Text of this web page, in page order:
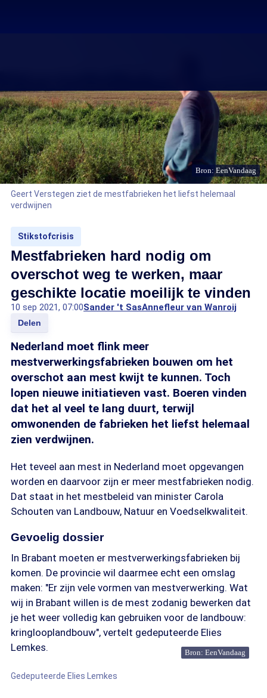
Bron: EenVandaag
Geert Verstegen ziet de mestfabrieken het liefst helemaal
verdwijnen
Stikstofcrisis
Mestfabrieken hard nodig om
overschot weg te werken, maar
geschikte locatie moeilijk te vinden
10 sep 2021, 07:00Sander 't SasAnnefleur van Wanroij
Delen
Nederland moet flink meer
mestverwerkingsfabrieken bouwen om het
overschot aan mest kwijt te kunnen. Toch
lopen nieuwe initiatieven vast. Boeren vinden
dat het al veel te lang duurt, terwijl
omwonenden de fabrieken het liefst helemaal
zien verdwijnen.
Het teveel aan mest in Nederland moet opgevangen
worden en daarvoor zijn er meer mestfabrieken nodig.
Dat staat in het mestbeleid van minister Carola
Schouten van Landbouw, Natuur en Voedselkwaliteit.
Gevoelig dossier
In Brabant moeten er mestverwerkingsfabrieken bij
komen. De provincie wil daarmee echt een omslag
maken: "Er zijn vele vormen van mestverwerking. Wat
wij in Brabant willen is de mest zodanig bewerken dat
je het weer volledig kan gebruiken voor de landbouw:
kringlooplandbouw", vertelt gedeputeerde Elies
Lemkes.
Bron: EenVandaag
Gedeputeerde Elies Lemkes